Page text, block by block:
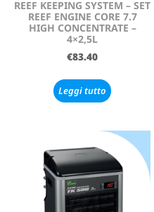
REEF KEEPING SYSTEM – SET
REEF ENGINE CORE 7.7
HIGH CONCENTRATE –
4×2,5L
€83.40
Leggi tutto